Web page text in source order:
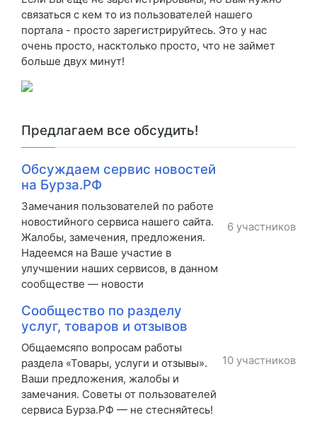
связаться с кем то из пользователей нашего
портала - просто зарегистрируйтесь. Это у нас
очень просто, насктолько просто, что не займет
больше двух минут!
Предлагаем все обсудить!
Обсуждаем сервис новостей
на Бурза.РФ
Замечания пользователей по работе
новостийного сервиса нашего сайта.
Жалобы, замечения, предложения.
Надеемся на Ваше участие в
улучшении наших сервисов, в данном
сообществе — новости
6 участников
Сообщество по разделу
услуг, товаров и отзывов
Общаемсяпо вопросам работы
раздела «Товары, услуги и отзывы».
Ваши предложения, жалобы и
замечания. Советы от пользователей
сервиса Бурза.РФ — не стесняйтесь!
10 участников